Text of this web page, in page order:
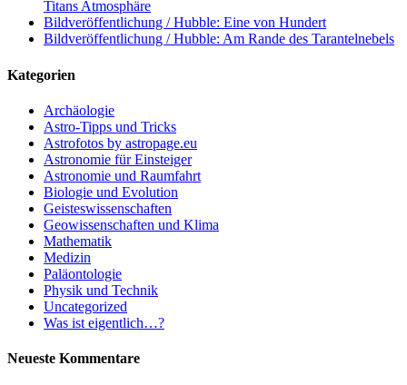
Titans Atmosphäre
Bildveröffentlichung / Hubble: Eine von Hundert
Bildveröffentlichung / Hubble: Am Rande des Tarantelnebels
Kategorien
Archäologie
Astro-Tipps und Tricks
Astrofotos by astropage.eu
Astronomie für Einsteiger
Astronomie und Raumfahrt
Biologie und Evolution
Geisteswissenschaften
Geowissenschaften und Klima
Mathematik
Medizin
Paläontologie
Physik und Technik
Uncategorized
Was ist eigentlich…?
Neueste Kommentare